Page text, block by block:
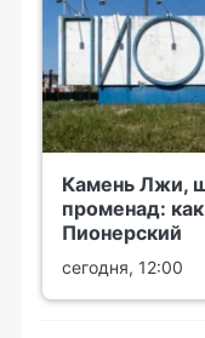
Камень Лжи,
променад:
Пионерский
сегодня, 12:00